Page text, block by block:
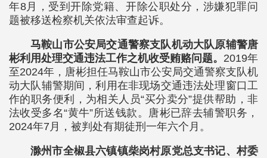
年8月，受到开除党籍、开除公职处分，涉嫌犯罪问
题被移送检察机关依法审查起诉。
马鞍山市公安局交通警察支队机动大队原辅警唐
彬利用处理交通违法工作之机收受贿赂问题。 2019年
至2024年，唐彬担任马鞍山市公安局交通警察支队机
动大队辅警期间，利用在非现场交通违法处理窗口工
作的职务便利，为相关人员“买分卖分”提供帮助，非
法收受多名“黄牛”所送钱款。唐彬已辞去辅警职务，
2024年7月，被判处有期徒刑一年六个月。
滁州市全椒县六镇镇柴岗村原党总支书记、村委